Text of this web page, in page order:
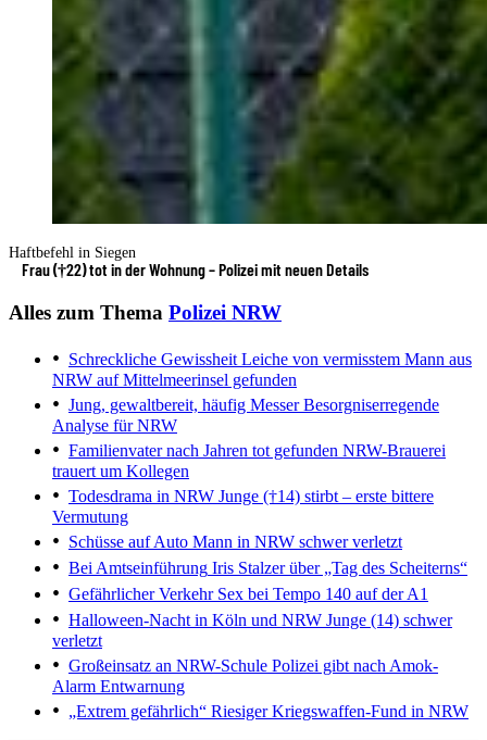
Haftbefehl in Siegen
Frau (†22) tot in der Wohnung – Polizei mit neuen Details
Alles zum Thema Polizei NRW
Schreckliche Gewissheit Leiche von vermisstem Mann aus
NRW auf Mittelmeerinsel gefunden
Jung, gewaltbereit, häufig MesserBesorgniserregende
Analyse für NRW
Familienvater nach Jahren tot gefunden NRW-Brauerei
trauert um Kollegen
Todesdrama in NRW Junge (†14) stirbt – erste bittere
Vermutung
Schüsse auf Auto Mann in NRW schwer verletzt
Bei Amtseinführung Iris Stalzer über „Tag des Scheiterns“
Gefährlicher VerkehrSex bei Tempo 140 auf der A1
Halloween-Nacht in Köln und NRW Junge (14) schwer
verletzt
Großeinsatz an NRW-Schule Polizei gibt nach Amok-
Alarm Entwarnung
„Extrem gefährlich“ Riesiger Kriegswaffen-Fund in NRW